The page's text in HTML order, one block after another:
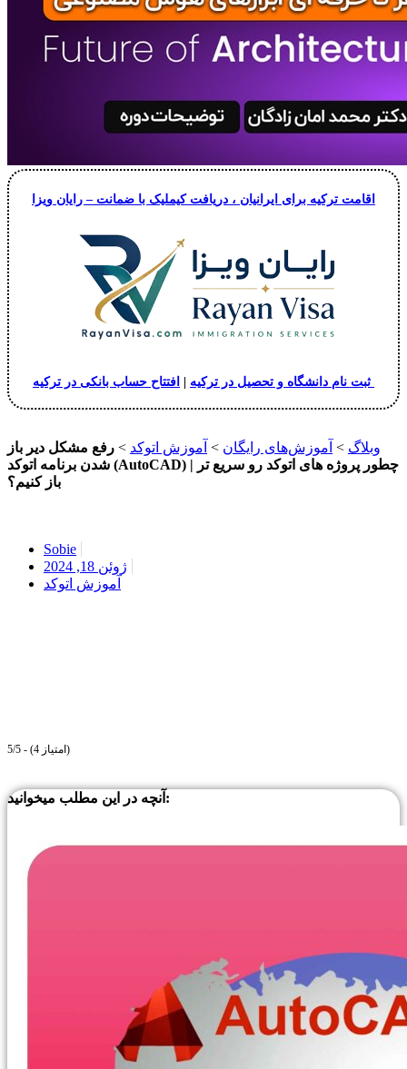
اقامت ترکیه برای ایرانیان ، دریافت کیملیک با ضمانت – رایان ویزا
ثبت نام دانشگاه و تحصیل در ترکیه
وبلاگ > آموزش‌های رایگان > آموزش اتوکد > رفع مشکل دیر باز
شدن برنامه اتوکد (AutoCAD) | چطور پروژه های اتوکد رو سریع تر
باز کنیم؟
Sobie
ژوئن 18, 2024
آموزش اتوکد
5/5 - (4 امتیاز)
آنچه در این مطلب میخوانید: